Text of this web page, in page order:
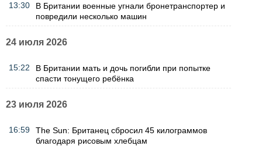
13:30
В Британии военные угнали бронетранспортер и
повредили несколько машин
24 июля 2026
15:22
В Британии мать и дочь погибли при попытке
спасти тонущего ребёнка
23 июля 2026
16:59
The Sun: Британец сбросил 45 килограммов
благодаря рисовым хлебцам